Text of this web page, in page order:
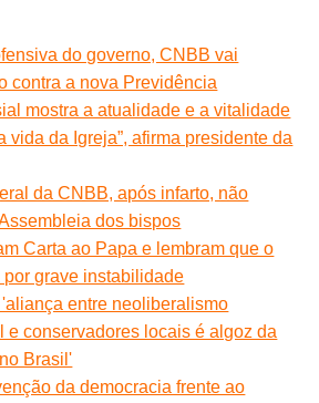
do governo, CNBB vai
contra a nova Previdência
mostra a atualidade e a vitalidade
vida da Igreja”, afirma presidente da
da CNBB, após infarto, não
dos bispos
Carta ao Papa e lembram que o
por grave instabilidade
entre neoliberalismo
e conservadores locais é algoz da
Brasil'
da democracia frente ao